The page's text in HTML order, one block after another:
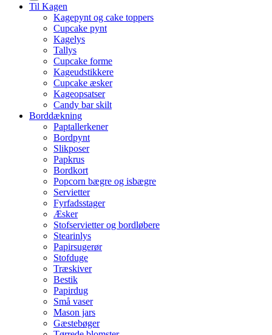
Til Kagen
Kagepynt og cake toppers
Cupcake pynt
Kagelys
Tallys
Cupcake forme
Kageudstikkere
Cupcake æsker
Kageopsatser
Candy bar skilt
Borddækning
Paptallerkener
Bordpynt
Slikposer
Papkrus
Bordkort
Popcorn bægre og isbægre
Servietter
Fyrfadsstager
Æsker
Stofservietter og bordløbere
Stearinlys
Papirsugerør
Stofduge
Træskiver
Bestik
Papirdug
Små vaser
Mason jars
Gæstebøger